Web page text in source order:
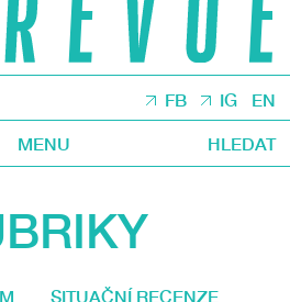
FB IG EN
MENU HLEDAT
SITUAČNÍ RECENZE